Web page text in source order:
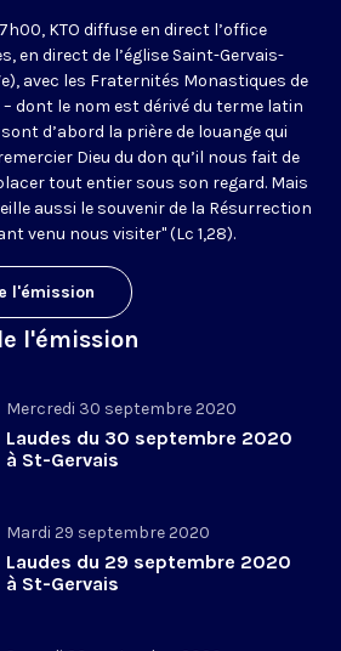
KTO diffuse en direct l’office
en direct de l’église Saint-Gervais-
avec les Fraternités Monastiques de
– dont le nom est dérivé du terme latin
d’abord la prière de louange qui
Dieu du don qu’il nous fait de
tout entier sous son regard. Mais
aussi le souvenir de la Résurrection
venu nous visiter" (Lc 1,28).
l'émission
l'émission
Mercredi 30 septembre 2020
Laudes du 30 septembre 2020
à St-Gervais
Mardi 29 septembre 2020
Laudes du 29 septembre 2020
à St-Gervais